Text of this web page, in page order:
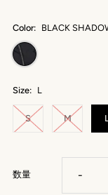
Color: BLACK
Size: L
S M L
数量 -